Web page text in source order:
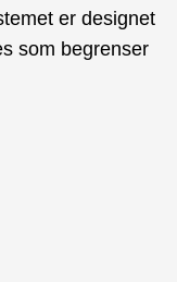
er designet
som begrenser